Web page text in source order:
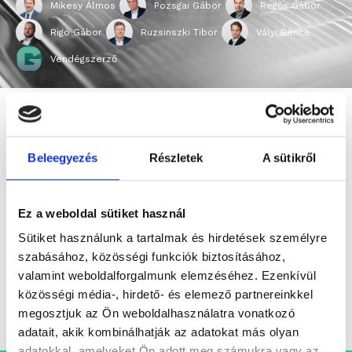
Beleegyezés Részletek A sütikről
Ez a weboldal sütiket használ
Sütiket használunk a tartalmak és hirdetések személyre
szabásához, közösségi funkciók biztosításához,
valamint weboldalforgalmunk elemzéséhez. Ezenkívül
közösségi média-, hirdető- és elemező partnereinkkel
megosztjuk az Ön weboldalhasználatra vonatkozó
adatait, akik kombinálhatják az adatokat más olyan
Mikesy Álmos Pozsgai Gábor Regős Gábor
Rigó Gábor Ruzsinszki Tibor Vályi Bence
Vendégszerző
A SZERZŐRŐL
Domonkos Edina
A SZERZŐ CIKKEI